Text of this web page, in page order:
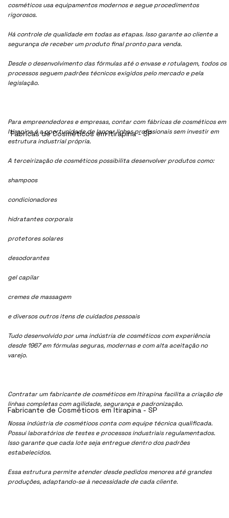
cosméticos usa equipamentos modernos e segue procedimentos
rigorosos.
Há controle de qualidade em todas as etapas. Isso garante ao cliente a
segurança de receber um produto final pronto para venda.
Desde o desenvolvimento das fórmulas até o envase e rotulagem, todos os
processos seguem padrões técnicos exigidos pelo mercado e pela
legislação.
Para empreendedores e empresas, contar com fábricas de cosméticos em
Itirapina é a oportunidade de lançar linhas profissionais sem investir em
estrutura industrial própria.
A terceirização de cosméticos possibilita desenvolver produtos como:
shampoos
condicionadores
hidratantes corporais
protetores solares
desodorantes
gel capilar
cremes de massagem
e diversos outros itens de cuidados pessoais
Tudo desenvolvido por uma indústria de cosméticos com experiência
desde 1967 em fórmulas seguras, modernas e com alta aceitação no
varejo.
Contratar um fabricante de cosméticos em Itirapina facilita a criação de
linhas completas com agilidade, segurança e padronização.
Nossa indústria de cosmétioos conta com equipe técnica qualificada.
Possui laboratórios de testes e processos industriais regulamentados.
Isso garante que cada lote seja entregue dentro dos padrões
estabelecidos.
Essa estrutura permite atender desde pedidos menores até grandes
produções, adaptando-se à necessidade de cada cliente.
Fábricas de Cosméticos em Itirapina - SP
Fabricante de Cosméticos em Itirapina - SP